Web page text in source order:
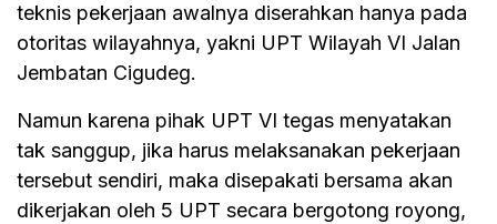
teknis pekerjaan awalnya diserahkan hanya pada
otoritas wilayahnya, yakni UPT Wilayah VI Jalan
Jembatan Cigudeg.
Namun karena pihak UPT VI tegas menyatakan
tak sanggup, jika harus melaksanakan pekerjaan
tersebut sendiri, maka disepakati bersama akan
dikerjakan oleh 5 UPT secara bergotong royong,